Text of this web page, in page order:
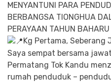
MENYANTUNI PARA
BERBANGSA TIONGHUA
PERAYAAN TAHUN
Kg Pertama, Seberang
Saya sempat bersama
Permatang Tok Kandu
rumah penduduk –